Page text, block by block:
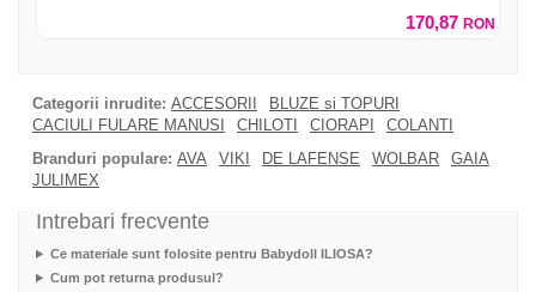
170,87 RON
Categorii inrudite: ACCESORII
BLUZE si TOPURI
CACIULI FULARE MANUSI
CHILOTI CIORAPI
COLANTI
Branduri populare: AVA VIKI DE LAFENSE WOLBAR
GAIA
JULIMEX
Intrebari frecvente
Ce materiale sunt folosite pentru Babydoll ILIOSA?
Cum pot returna produsul?